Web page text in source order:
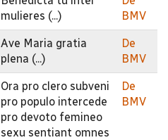
mulieres (...)
BMV
Ave Maria gratia
plena (...)
De
BMV
Ora pro clero subveni
pro populo intercede
pro devoto femineo
sexu sentiant omnes
De
BMV